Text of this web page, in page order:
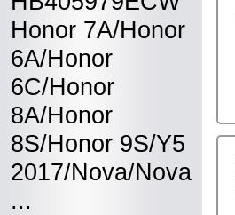
Honor 7A/Honor
6A/Honor
6C/Honor
8A/Honor
8S/Honor 9S/Y5
2017/Nova/Nova
...